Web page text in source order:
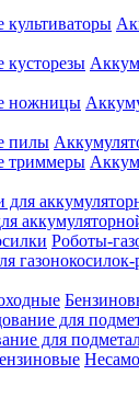
Роботы-
газонокосилок-
для